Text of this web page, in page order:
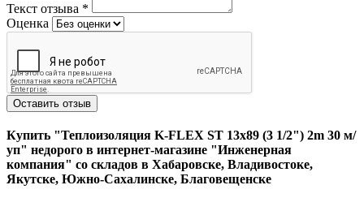
Текст отзыва *
Оценка
Оставить отзыв
Купить "Теплоизоляция K-FLEX ST 13х89 (3 1/2") 2m 30 м/
уп" недорого в интернет-магазине "Инженерная
компания" со складов в Хабаровске, Владивостоке,
Якутске, Южно-Сахалинске, Благовещенске